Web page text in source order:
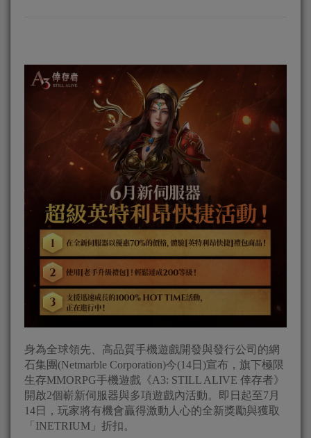
身為全球領先、高品質手機遊戲開發與發行公司的網
石集團(Netmarble Corporation)今(14日)宣布，旗下極限
生存MMORPG手機遊戲《A3: STILL ALIVE 倖存者》
開啟2個嶄新伺服器與多項遊戲內活動。即日起至7月
14日，玩家將有機會贏得激動人心的全新獎勵與獲取
「INETRIUM」折扣。